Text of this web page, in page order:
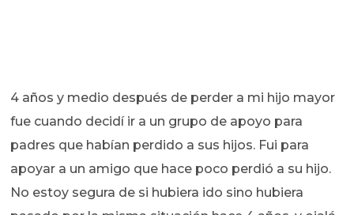
4 años y medio después de perder a mi hijo mayor
fue cuando decidí ir a un grupo de apoyo para
padres que habían perdido a sus hijos. Fui para
apoyar a un amigo que hace poco perdió a su hijo.
No estoy segura de si hubiera ido sino hubiera